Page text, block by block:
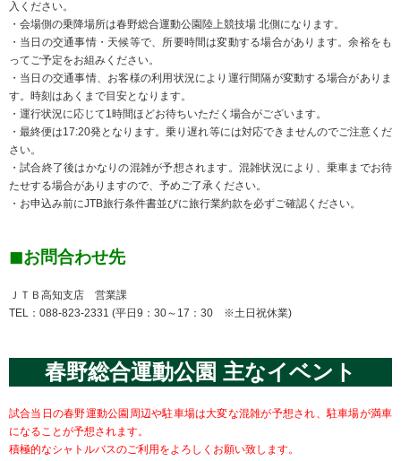
入ください。
・会場側の乗降場所は春野総合運動公園陸上競技場 北側になります。
・当日の交通事情・天候等で、所要時間は変動する場合があります。余裕をも
ってご予定をお組みください。
・当日の交通事情、お客様の利用状況により運行間隔が変動する場合がありま
す。時刻はあくまで目安となります。
・運行状況に応じて1時間ほどお待ちいただく場合がございます。
・最終便は17:20発となります。乗り遅れ等には対応できませんのでご注意くだ
さい。
・試合終了後はかなりの混雑が予想されます。混雑状況により、乗車までお待
たせする場合がありますので、予めご了承ください。
・お申込み前にJTB旅行条件書並びに旅行業約款を必ずご確認ください。
◼︎お問合わせ先
ＪＴＢ高知支店 営業課
TEL：088-823-2331 (平日9：30～17：30 ※土日祝休業)
春野総合運動公園 主なイベント
試合当日の春野運動公園周辺や駐車場は大変な混雑が予想され、駐車場が満車
になることが予想されます。
積極的なシャトルバスのご利用をよろしくお願い致します。